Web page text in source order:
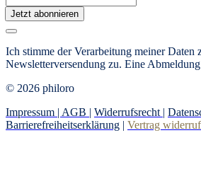
Jetzt abonnieren
Ich stimme der Verarbeitung meiner Daten
Newsletterversendung zu. Eine
© 2026 philoro
Impressum | AGB | Widerrufsrecht |
Barrierefreiheitserklärung | Vertrag